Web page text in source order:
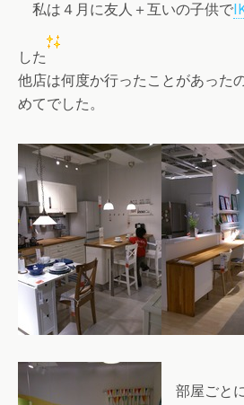
私は４月に友人＋互いの子供で
した
他店は何度か行ったことがあった
めてでした。
部屋ごと